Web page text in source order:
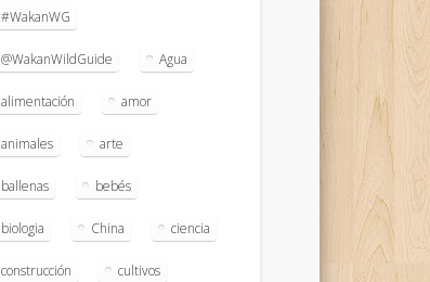
#WakanWG
@WakanWildGuide Agua
alimentación amor
animales arte
ballenas bebés
biologia China ciencia
construcción cultivos